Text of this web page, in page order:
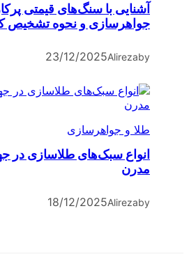
آشنایی با سنگ‌های قیمتی
جواهرسازی و نحوه تشخیص
by
Alireza
23/12/2025
طلا و جواهرسازی
انواع سبک‌های طلاسازی در
مدرن
by
Alireza
18/12/2025